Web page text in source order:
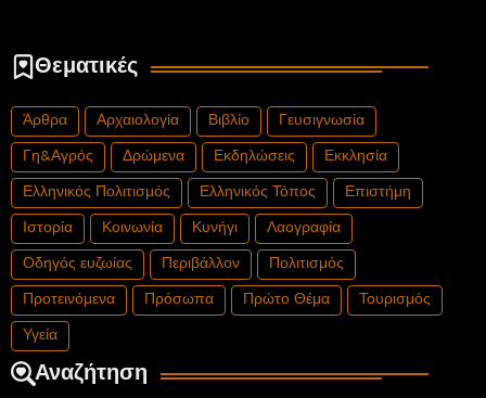
Θεματικές
Άρθρα Αρχαιολογία Βιβλίο Γευσιγνωσία
Γη&Αγρός Δρώμενα Εκδηλώσεις Εκκλησία
Ελληνικός Πολιτισμός Ελληνικός Τόπος Επιστήμη
Ιστορία Κοινωνία Κυνήγι Λαογραφία
Οδηγός ευζωίας Περιβάλλον Πολιτισμός
Προτεινόμενα Πρόσωπα Πρώτο Θέμα Τουρισμός
Υγεία
Αναζήτηση